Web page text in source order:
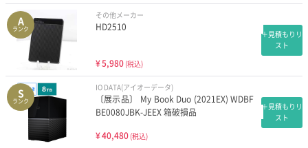
A
ランク
その他メーカー
HD2510
¥5,980 (税込)
＋見積もりリ
スト
S
ランク
IO DATA(アイオーデータ)
〔展示品〕 My Book Duo (2021EX) WDBF
BE0080JBK-JEEX 箱破損品
¥40,480 (税込)
＋見積もりリ
スト